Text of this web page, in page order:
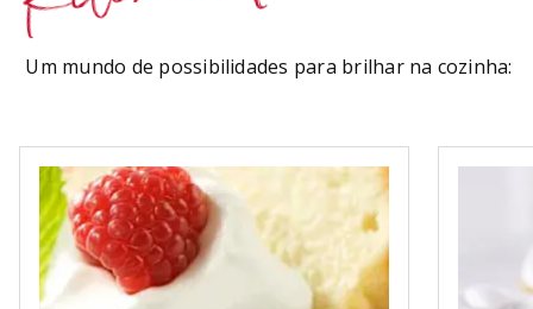
Um mundo de possibilidades para brilhar na cozinha: